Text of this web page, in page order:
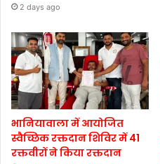
2 days ago
भानियावाला में आयोजित
स्वैच्छिक रक्तदान शिविर में 41
रक्तवीरों ने किया रक्तदान